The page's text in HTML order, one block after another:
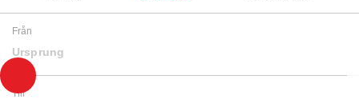
Från
Ursprung
Till